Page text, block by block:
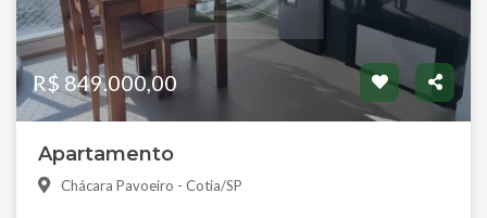
R$ 849.000,00
Apartamento
Chácara Pavoeiro - Cotia/SP